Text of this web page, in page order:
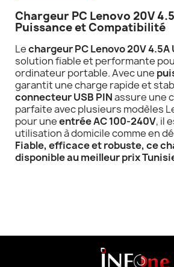
Chargeur PC Lenovo 20V
Puissance et Compatibilité
Lechargeur PC Lenovo 20V 4.5A
solution fiable et performante
ordinateur portable. Avec une
garantit une charge rapide et
connecteur USB PINassure une
parfaite avec plusieurs modèles
pour uneentrée AC 100-240V, il
utilisation à domicile comme en
Fiable, efficace et robuste, ce
disponible au meilleur prix